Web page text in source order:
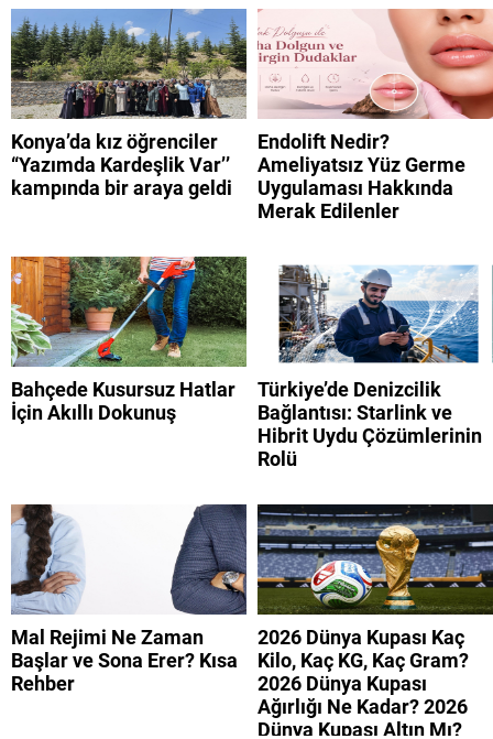
Konya’da kız öğrenciler
“Yazımda Kardeşlik Var’’
kampında bir araya geldi
Endolift Nedir?
Ameliyatsız Yüz Germe
Uygulaması Hakkında
Merak Edilenler
Bahçede Kusursuz Hatlar
İçin Akıllı Dokunuş
Türkiye’de Denizcilik
Bağlantısı: Starlink ve
Hibrit Uydu Çözümlerinin
Rolü
Mal Rejimi Ne Zaman
Başlar ve Sona Erer? Kısa
Rehber
2026 Dünya Kupası Kaç
Kilo, Kaç KG, Kaç Gram?
2026 Dünya Kupası
Ağırlığı Ne Kadar? 2026
Dünya Kupası Altın Mı?